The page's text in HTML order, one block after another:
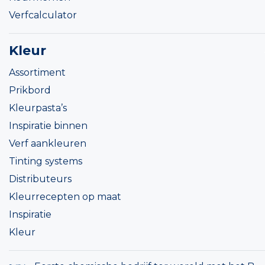
Verfcalculator
Kleur
Assortiment
Prikbord
Kleurpasta’s
Inspiratie binnen
Verf aankleuren
Tinting systems
Distributeurs
Kleurrecepten op maat
Inspiratie
Kleur